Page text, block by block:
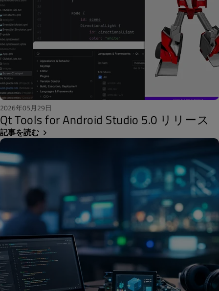
2026年05月29日
Qt Tools for Android Studio 5.0 リリース
記事を読む